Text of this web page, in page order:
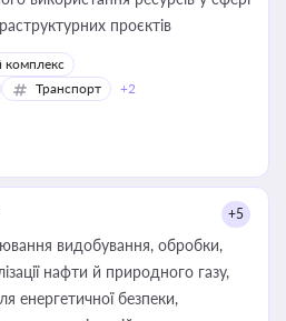
проєктів
комплекс
Транспорт +2
+5
видобування, обробки,
нафти й природного газу,
енергетичної безпеки,